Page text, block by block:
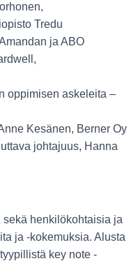
Tredu
ja ABO
oppimisen askeleita –
Kesänen, Berner Oy
johtajuus, Hanna
sekä henkilökohtaisia ja
ja -kokemuksia. Alusta
key note -